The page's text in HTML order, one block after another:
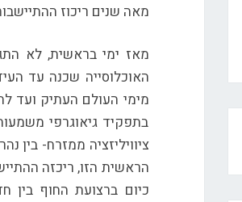
מאה שנים ריכוז
מאז ימי בראשית, לא
האוכלוסייה שכנה עד
מימי העולם העתיק ועד
בתפקיד גיאוגרפי
ציוויליזציה ממזרח- בין
כיום ברצועת החוף בין